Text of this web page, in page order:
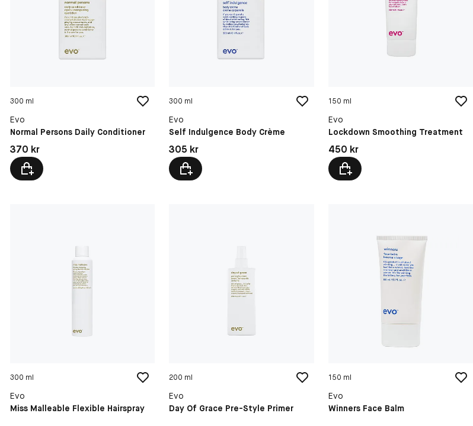
300 ml
Evo
Normal Persons Daily Conditioner
Pris: 370 kr
370 kr
300 ml
Evo
Self Indulgence Body Crème
Pris: 305 kr
305 kr
150 ml
Evo
Lockdown Smoothing Treatment
Pris: 450 kr
450 kr
300 ml
Evo
Miss Malleable Flexible Hairspray
200 ml
Evo
Day Of Grace Pre-Style Primer
150 ml
Evo
Winners Face Balm